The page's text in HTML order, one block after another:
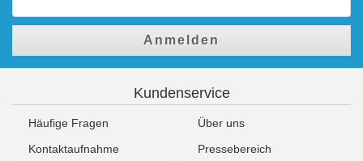
Anmelden
Kundenservice
Häufige Fragen
Über uns
Kontaktaufnahme
Pressebereich